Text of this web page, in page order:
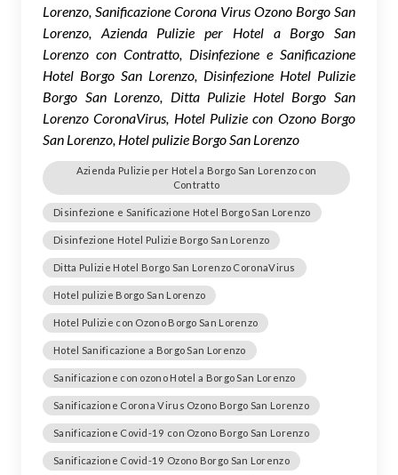
Lorenzo, Sanificazione Corona Virus Ozono Borgo San
Lorenzo, Azienda Pulizie per Hotel a Borgo San
Lorenzo con Contratto, Disinfezione e Sanificazione
Hotel Borgo San Lorenzo, Disinfezione Hotel Pulizie
Borgo San Lorenzo, Ditta Pulizie Hotel Borgo San
Lorenzo CoronaVirus, Hotel Pulizie con Ozono Borgo
San Lorenzo, Hotel pulizie Borgo San Lorenzo
Azienda Pulizie per Hotel a Borgo San Lorenzo con
Contratto
Disinfezione e Sanificazione Hotel Borgo San Lorenzo
Disinfezione Hotel Pulizie Borgo San Lorenzo
Ditta Pulizie Hotel Borgo San Lorenzo CoronaVirus
Hotel pulizie Borgo San Lorenzo
Hotel Pulizie con Ozono Borgo San Lorenzo
Hotel Sanificazione a Borgo San Lorenzo
Sanificazione con ozono Hotel a Borgo San Lorenzo
Sanificazione Corona Virus Ozono Borgo San Lorenzo
Sanificazione Covid-19 con Ozono Borgo San Lorenzo
Sanificazione Covid-19 Ozono Borgo San Lorenzo